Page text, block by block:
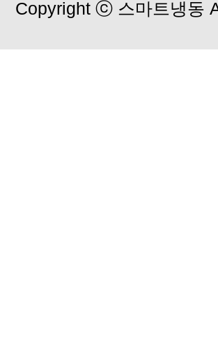
Copyright ⓒ 스마트냉동